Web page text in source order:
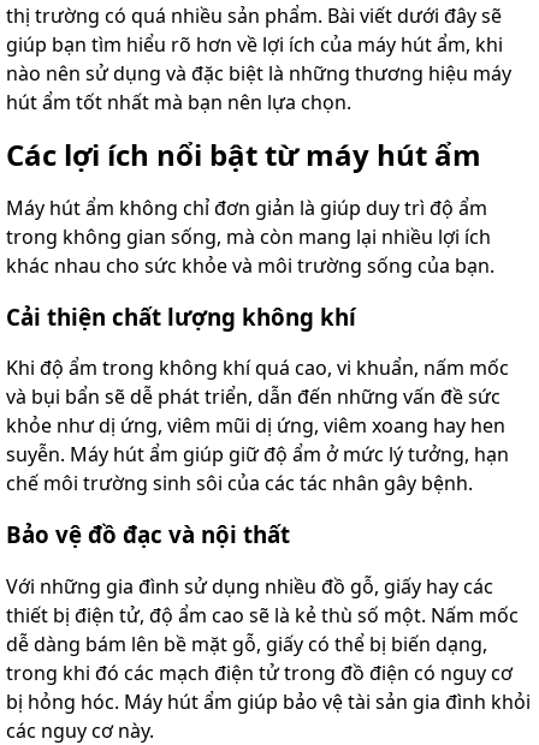
thị trường có quá nhiều sản phẩm. Bài viết dưới đây sẽ
giúp bạn tìm hiểu rõ hơn về lợi ích của máy hút ẩm, khi
nào nên sử dụng và đặc biệt là những thương hiệu máy
hút ẩm tốt nhất mà bạn nên lựa chọn.
Các lợi ích nổi bật từ máy hút ẩm
Máy hút ẩm không chỉ đơn giản là giúp duy trì độ ẩm
trong không gian sống, mà còn mang lại nhiều lợi ích
khác nhau cho sức khỏe và môi trường sống của bạn.
Cải thiện chất lượng không khí
Khi độ ẩm trong không khí quá cao, vi khuẩn, nấm mốc
và bụi bẩn sẽ dễ phát triển, dẫn đến những vấn đề sức
khỏe như dị ứng, viêm mũi dị ứng, viêm xoang hay hen
suyễn. Máy hút ẩm giúp giữ độ ẩm ở mức lý tưởng, hạn
chế môi trường sinh sôi của các tác nhân gây bệnh.
Bảo vệ đồ đạc và nội thất
Với những gia đình sử dụng nhiều đồ gỗ, giấy hay các
thiết bị điện tử, độ ẩm cao sẽ là kẻ thù số một. Nấm mốc
dễ dàng bám lên bề mặt gỗ, giấy có thể bị biến dạng,
trong khi đó các mạch điện tử trong đồ điện có nguy cơ
bị hỏng hóc. Máy hút ẩm giúp bảo vệ tài sản gia đình khỏi
các nguy cơ này.